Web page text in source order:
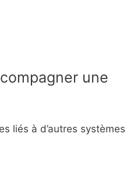
une
liés à d’autres systèmes